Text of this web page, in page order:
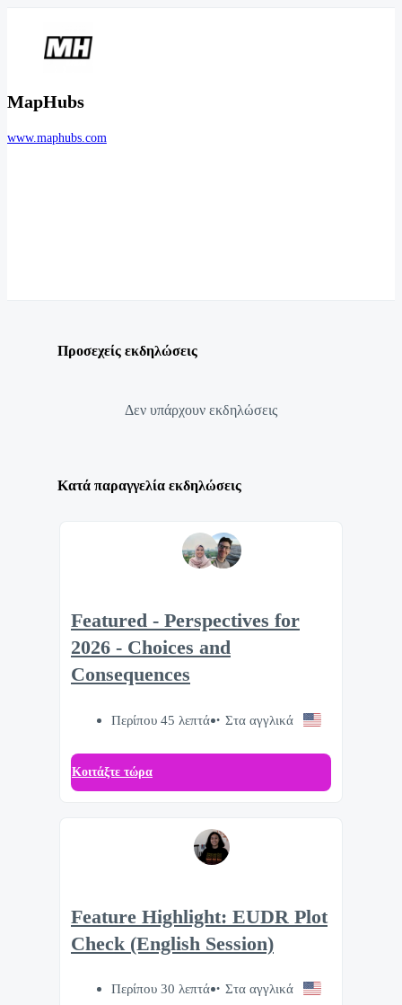
MapHubs
www.maphubs.com
Προσεχείς εκδηλώσεις
Δεν υπάρχουν εκδηλώσεις
Κατά παραγγελία εκδηλώσεις
Featured - Perspectives for
2026 - Choices and
Consequences
Περίπου 45 λεπτά Στα αγγλικά
Κοιτάξτε τώρα
Feature Highlight: EUDR Plot
Check (English Session)
Περίπου 30 λεπτά Στα αγγλικά